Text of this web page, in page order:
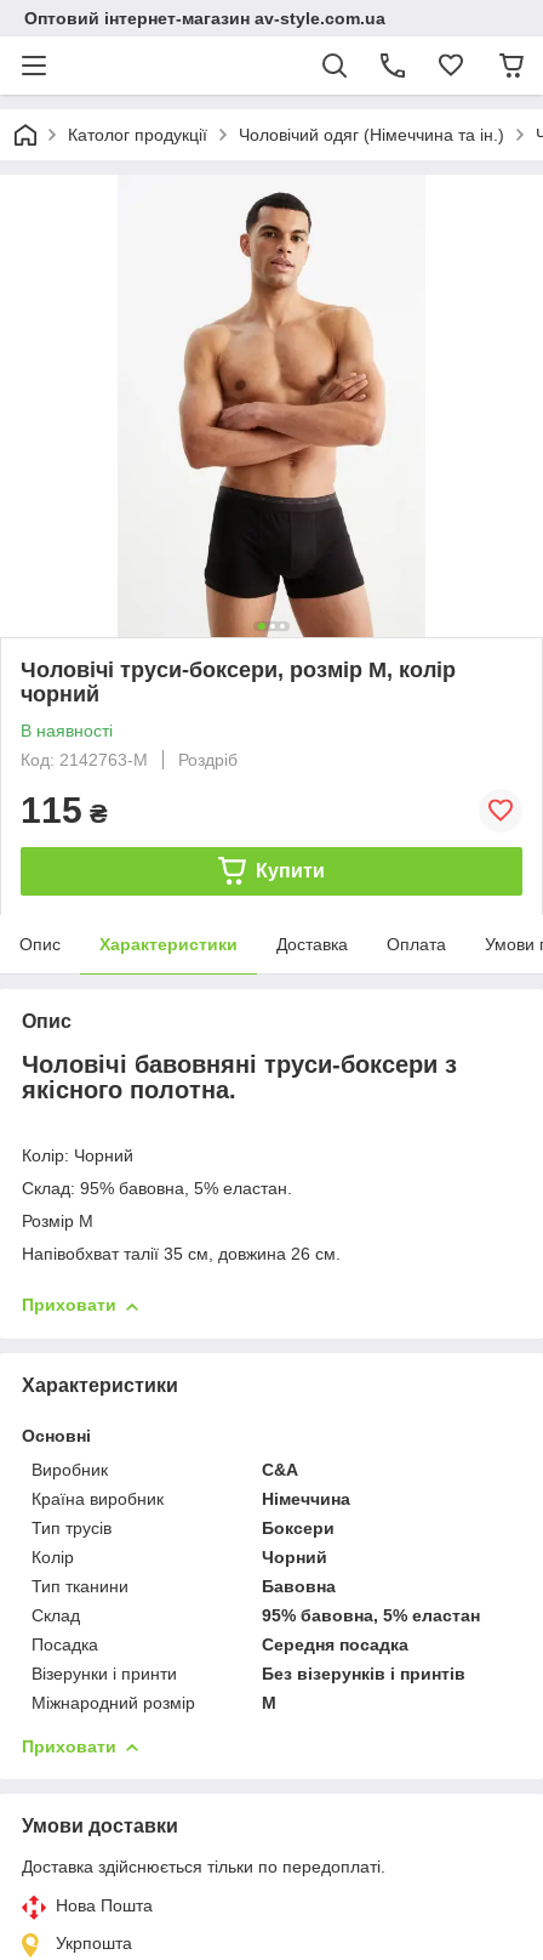
Оптовий інтернет-магазин av-style.com.ua
Католог продукції Чоловічий одяг (Німеччина та ін.)
Чоловічі труси-боксери, розмір M, колір
чорний
В наявності
Код: 2142763-M
Роздріб
115 ₴
Купити
Опис Характеристики Доставка Оплата Умови
Опис
Чоловічі бавовняні труси-боксери з
якісного полотна.
Колір: Чорний
Склад: 95% бавовна, 5% еластан.
Розмір M
Напівобхват талії 35 см, довжина 26 см.
Приховати
Характеристики
Основні
Виробник
C&A
Країна виробник
Німеччина
Тип трусів
Боксери
Колір
Чорний
Тип тканини
Бавовна
Склад
95% бавовна, 5% еластан
Посадка
Середня посадка
Візерунки і принти
Без візерунків і принтів
Міжнародний розмір
M
Приховати
Умови доставки
Доставка здійснюється тільки по передоплаті.
Нова Пошта
Укрпошта